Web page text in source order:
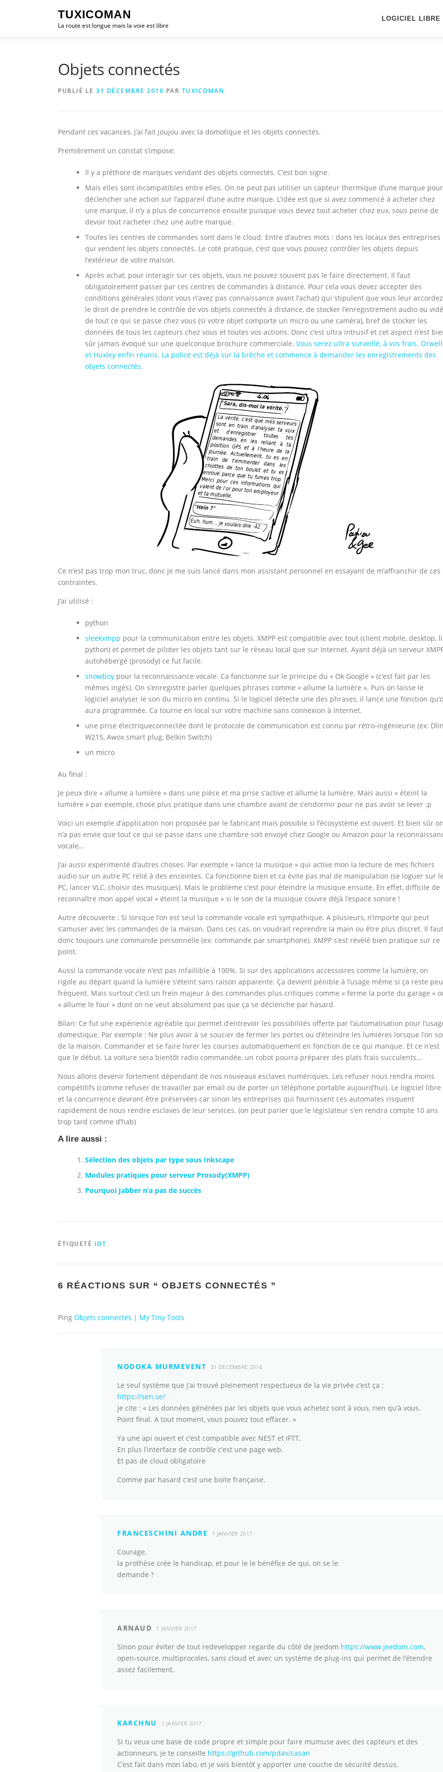
TUXICOMAN
La route est longue mais la voie est libre
LOGICIEL LIBRE
Objets connectés
PUBLIÉ LE 31 DÉCEMBRE 2016 PAR TUXICOMAN
Pendant ces vacances, j’ai fait joujou avec la domotique et les objets connectés.
Premièrement un constat s’impose:
Il y a pléthore de marques vendant des objets connectés. C’est bon signe.
Mais elles sont incompatibles entre elles. On ne peut pas utiliser un capteur thermique d’une marque pour
déclencher une action sur l’appareil d’une autre marque. L’idée est que si avez commencé à acheter chez
une marque, il n’y a plus de concurrence ensuite puisque vous devez tout acheter chez eux, sous peine de
devoir tout racheter chez une autre marque.
Toutes les centres de commandes sont dans le cloud. Entre d’autres mots : dans les locaux des entreprises
qui vendent les objets connectés. Le coté pratique, c’est que vous pouvez contrôler les objets depuis
l’extérieur de votre maison.
Après achat, pour interagir sur ces objets, vous ne pouvez souvent pas le faire directement. Il faut
obligatoirement passer par ces centres de commandes à distance. Pour cela vous devez accepter des
conditions générales (dont vous n’avez pas connaissance avant l’achat) qui stipulent que vous leur accordez
le droit de prendre le contrôle de vos objets connectés à distance, de stocker l’enregistrement audio ou
de tout ce qui se passe chez vous (si votre objet comporte un micro ou une caméra), bref de stocker les
données de tous les capteurs chez vous et toutes vos actions. Donc c’est ultra intrusif et cet aspect n’est
sûr jamais évoqué sur une quelconque brochure commerciale. Vous serez ultra surveillé, à vos frais. Orwell
et Huxley enfin réunis. La police est déjà sur la brèche et commence à demander les enregistrements des
objets connectés.
Ce n’est pas trop mon truc, donc je me suis lancé dans mon assistant personnel en essayant de m’affranchir de ces
contraintes.
J’ai utilisé :
python
sleekxmpp pour la communication entre les objets. XMPP est compatible avec tout (client mobile, desktop,
python) et permet de piloter les objets tant sur le réseau local que sur Internet. Ayant déjà un serveur
autohébergé (prosody) ce fut facile.
snowboy pour la reconnaissance vocale. Ca fonctionne sur le principe du « Ok Google » (c’est fait par les
mêmes ingés). On s’enregistre parler quelques phrases comme « allume la lumière ». Puis on laisse le
logiciel analyser le son du micro en continu. Si le logiciel détecte une des phrases, il lance une fonction
aura programmée. Ca tourne en local sur votre machine sans connexion à Internet.
une prise électriqueconnectée dont le protocole de communication est connu par rétro-ingénieurie (ex:
W215, Awox smart plug, Belkin Switch)
un micro
Au final :
Je peux dire « allume a lumière » dans une pièce et ma prise s’active et allume la lumière. Mais aussi « éteint la
lumière » par exemple, chose plus pratique dans une chambre avant de s’endormir pour ne pas avoir se lever :p
Voici un exemple d’application non proposée par le fabricant mais possible si l’écosystème est ouvert. Et bien sûr on
n’a pas envie que tout ce qui se passe dans une chambre soit envoyé chez Google ou Amazon pour la
vocale…
J’ai aussi expérimenté d’autres choses. Par exemple « lance la musique » qui active mon la lecture de mes fichiers
audio sur un autre PC relié à des enceintes. Ca fonctionne bien et ca évite pas mal de manipulation (se loguer sur le
PC, lancer VLC, choisir des musiques). Mais le problème c’est pour éteindre la musique ensuite. En effet, difficile de
reconnaître mon appel vocal « éteint la musique » si le son de la musique couvre déjà l’espace sonore !
Autre découverte : Si lorsque l’on est seul la commande vocale est sympathique. A plusieurs, n’importe qui peut
s’amuser avec les commandes de la maison. Dans ces cas, on voudrait reprendre la main ou être plus discret. Il faut
donc toujours une commande personnelle (ex: commande par smartphone). XMPP s’est révélé bien pratique sur ce
point.
Aussi la commande vocale n’est pas infaillible à 100%. Si sur des applications accessoires comme la lumière, on
rigole au départ quand la lumière s’éteint sans raison apparente. Ça devient pénible à l’usage même si ça reste peu
fréquent. Mais surtout c’est un frein majeur à des commandes plus critiques comme « ferme la porte du garage »
« allume le four » dont on ne veut absolument pas que ça se déclenche par hasard.
Bilan: Ce fut une expérience agréable qui permet d’entrevoir les possibilités offerte par l’automatisation pour
domestique. Par exemple : Ne plus avoir à se soucier de fermer les portes ou d’éteindre les lumières lorsque l’on
de la maison. Commander et se faire livrer les courses automatiquement en fonction de ce qui manque. Et ce n’est
que le début. La voiture sera bientôt radio commandée, un robot pourra préparer des plats frais succulents…
Nous allons devenir fortement dépendant de nos nouveaux esclaves numériques. Les refuser nous rendra moins
compétitifs (comme refuser de travailler par email ou de porter un téléphone portable aujourd’hui). Le logiciel libre
et la concurrence devront être préservées car sinon les entreprises qui fournissent ces automates risquent
rapidement de nous rendre esclaves de leur services. (on peut parier que le législateur s’en rendra compte 10 ans
trop tard comme d’hab)
A lire aussi :
Sélection des objets par type sous Inkscape
Modules pratiques pour serveur Prosody(XMPP)
Pourquoi Jabber n’a pas de succès
ÉTIQUETÉ IOT
6 RÉACTIONS SUR “ OBJETS CONNECTÉS ”
Ping Objets connectés | My Tiny Tools
NODOKA MURMEVENT 31 DÉCEMBRE 2016
Le seul système que j’ai trouvé pleinement respectueux de la vie privée c’est ça :
https://sen.se/
je cite : « Les données générées par les objets que vous achetez sont à vous, rien qu’à vous.
Point final. A tout moment, vous pouvez tout effacer. »
Ya une api ouvert et c’est compatible avec NEST et IFTT.
En plus l’interface de contrôle c’est une page web.
Et pas de cloud obligatoire
Comme par hasard c’est une boite française.
FRANCESCHINI ANDRE 1 JANVIER 2017
Courage,
la prothèse crée le handicap, et pour le le bénéfice de qui, on se le
demande ?
ARNAUD 1 JANVIER 2017
Sinon pour éviter de tout redevelopper regarde du côté de Jeedom https://www.jeedom.com,
open-source, multiprocoles, sans cloud et avec un système de plug-ins qui permet de l’étendre
assez facilement.
KARCHNU 1 JANVIER 2017
Si tu veux une base de code propre et simple pour faire mumuse avec des capteurs et des
actionneurs, je te conseille https://github.com/pdav/casan
C’est fait dans mon labo, et je vais bientôt y apporter une couche de sécurité dessus.